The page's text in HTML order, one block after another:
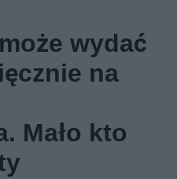
wydać
na
Mało kto